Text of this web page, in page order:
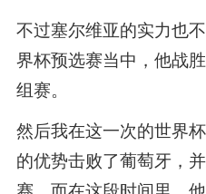
不过塞尔维亚的实力也
界杯预选赛当中，他战
组赛。
然后我在这一次的世界
的优势击败了葡萄牙，